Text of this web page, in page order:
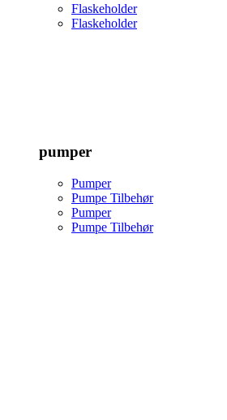
Flaskeholder
Flaskeholder
pumper
Pumper
Pumpe Tilbehør
Pumper
Pumpe Tilbehør